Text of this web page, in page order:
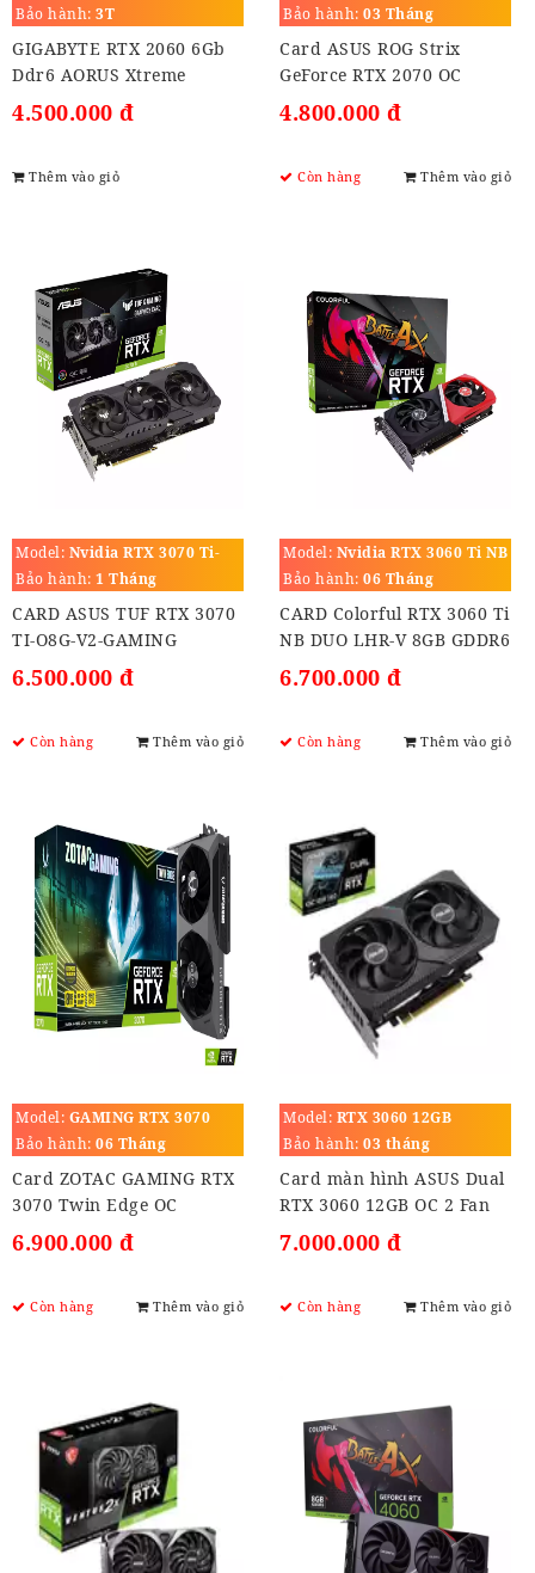
Bảo hành: 3T
GIGABYTE RTX 2060 6Gb
Ddr6 AORUS Xtreme
4.500.000 đ
Thêm vào giỏ
OC edition 8GB GDDR6
Bảo hành: 03 Tháng
Card ASUS ROG Strix
GeForce RTX 2070 OC
edition 8GB GDDR6
4.800.000 đ
Còn hàng Thêm vào giỏ
Model: Nvidia RTX 3070 Ti-
O8G-V2-GAMING
Bảo hành: 1 Tháng
CARD ASUS TUF RTX 3070
TI-O8G-V2-GAMING
6.500.000 đ
Còn hàng Thêm vào giỏ
Model: Nvidia RTX 3060 Ti NB
DUO LHR-V 8GB GDDR6
Bảo hành: 06 Tháng
CARD Colorful RTX 3060 Ti
NB DUO LHR-V 8GB GDDR6
6.700.000 đ
Còn hàng Thêm vào giỏ
Model: GAMING RTX 3070
Twin Edge OC
Bảo hành: 06 Tháng
Card ZOTAC GAMING RTX
3070 Twin Edge OC
6.900.000 đ
Còn hàng Thêm vào giỏ
Model: RTX 3060 12GB
Bảo hành: 03 tháng
Card màn hình ASUS Dual
RTX 3060 12GB OC 2 Fan
V2 (DUAL-RTX3060-O12G-
V2)
7.000.000 đ
Còn hàng Thêm vào giỏ